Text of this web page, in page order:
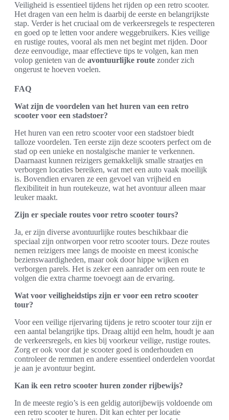
Veiligheid is essentieel tijdens het rijden op een retro scooter.
Het dragen van een helm is daarbij de eerste en belangrijkste
stap. Verder is het cruciaal om de verkeersregels te respecteren
en goed op te letten voor andere weggebruikers. Kies veilige
en rustige routes, vooral als men net begint met rijden. Door
deze eenvoudige, maar effectieve tips te volgen, kan men
volop genieten van de avontuurlijke route zonder zich
ongerust te hoeven voelen.
FAQ
Wat zijn de voordelen van het huren van een retro
scooter voor een stadstoer?
Het huren van een retro scooter voor een stadstoer biedt
talloze voordelen. Ten eerste zijn deze scooters perfect om de
stad op een unieke en nostalgische manier te verkennen.
Daarnaast kunnen reizigers gemakkelijk smalle straatjes en
verborgen locaties bereiken, wat met een auto vaak moeilijk
is. Bovendien ervaren ze een gevoel van vrijheid en
flexibiliteit in hun routekeuze, wat het avontuur alleen maar
leuker maakt.
Zijn er speciale routes voor retro scooter tours?
Ja, er zijn diverse avontuurlijke routes beschikbaar die
speciaal zijn ontworpen voor retro scooter tours. Deze routes
nemen reizigers mee langs de mooiste en meest iconische
bezienswaardigheden, maar ook door hippe wijken en
verborgen parels. Het is zeker een aanrader om een route te
volgen die extra charme toevoegt aan de ervaring.
Wat voor veiligheidstips zijn er voor een retro scooter
tour?
Voor een veilige rijervaring tijdens je retro scooter tour zijn er
een aantal belangrijke tips. Draag altijd een helm, houdt je aan
de verkeersregels, en kies bij voorkeur veilige, rustige routes.
Zorg er ook voor dat je scooter goed is onderhouden en
controleer de remmen en andere essentieel onderdelen voordat
je aan je avontuur begint.
Kan ik een retro scooter huren zonder rijbewijs?
In de meeste regio’s is een geldig autorijbewijs voldoende om
een retro scooter te huren. Dit kan echter per locatie